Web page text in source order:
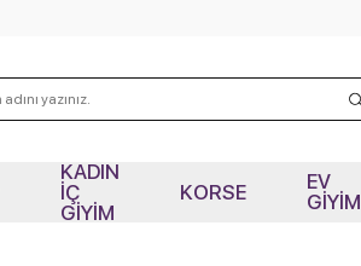
KADIN
İÇ
GİYİM
KORSE
EV
GİYİM